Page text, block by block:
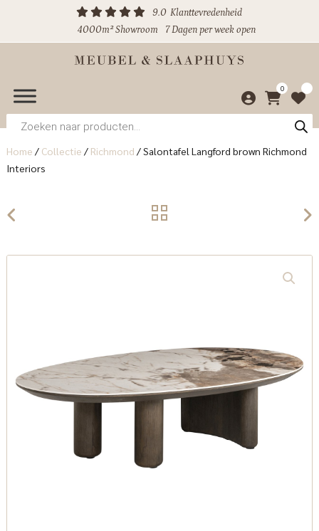
9.0 Klanttevredenheid
4000m² Showroom
7 Dagen per week open
0
Producten
zoeken
Home / Collectie / Richmond /Salontafel Langford brown Richmond
Interiors